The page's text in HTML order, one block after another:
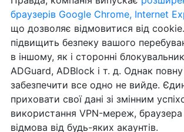
браузерів Google Chrome, Internet
що дозволяє відмовитися від
підвищить безпеку вашого
в іншому, як і сторонні
ADGuard, ADBlock і т. д. Однак повну
забезпечити все одно не вийде.
приховати свої дані зі змінним
використання VPN-мереж, браузера
відмова від будь-яких акаунтів.